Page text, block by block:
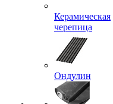
Керамическая
черепица
Ондулин